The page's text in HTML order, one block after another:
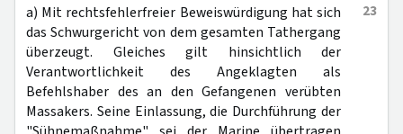
23
a) Mit rechtsfehlerfreier Beweiswürdigung hat sich
das Schwurgericht von dem gesamten Tathergang
überzeugt. Gleiches gilt hinsichtlich der
Verantwortlichkeit des Angeklagten als
Befehlshaber des an den Gefangenen verübten
Massakers. Seine Einlassung, die Durchführung der